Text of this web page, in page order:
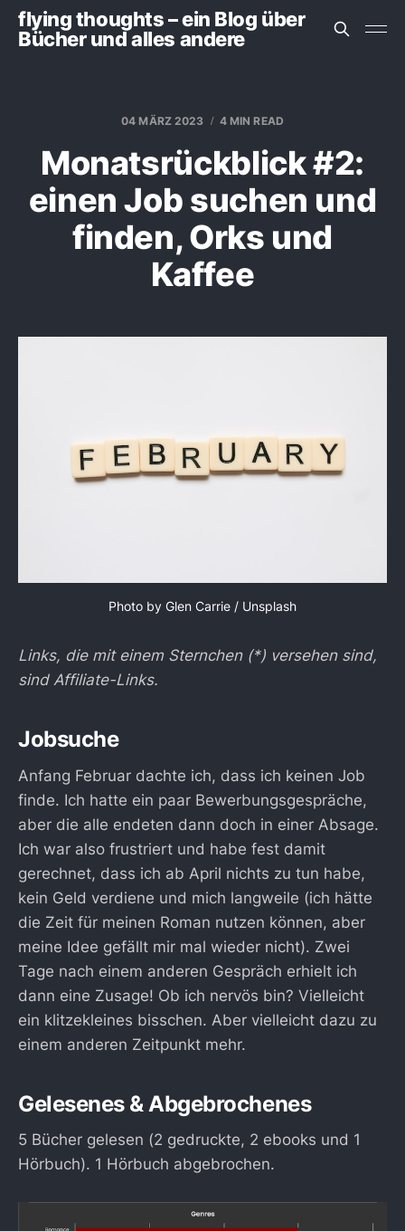
flying thoughts – ein Blog über
Bücher und alles andere
04 MÄRZ 2023 4 MIN READ
Monatsrückblick #2:
einen Job suchen und
finden, Orks und
Kaffee
Photo by Glen Carrie / Unsplash
Links, die mit einem Sternchen (*) versehen sind,
sind Affiliate-Links.
Jobsuche
Anfang Februar dachte ich, dass ich keinen Job
finde. Ich hatte ein paar Bewerbungsgespräche,
aber die alle endeten dann doch in einer Absage.
Ich war also frustriert und habe fest damit
gerechnet, dass ich ab April nichts zu tun habe,
kein Geld verdiene und mich langweile (ich hätte
die Zeit für meinen Roman nutzen können, aber
meine Idee gefällt mir mal wieder nicht). Zwei
Tage nach einem anderen Gespräch erhielt ich
dann eine Zusage! Ob ich nervös bin? Vielleicht
ein klitzekleines bisschen. Aber vielleicht dazu zu
einem anderen Zeitpunkt mehr.
Gelesenes & Abgebrochenes
5 Bücher gelesen (2 gedruckte, 2 ebooks und 1
Hörbuch). 1 Hörbuch abgebrochen.